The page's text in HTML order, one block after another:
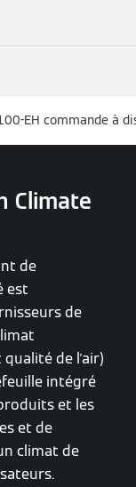
EH commande à
Climate
de
est
de
de l'air)
intégré
et les
et de
climat de